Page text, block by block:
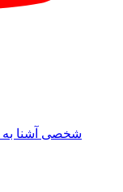
شخصی آشنا به